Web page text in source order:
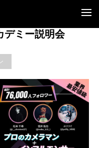
t
v
g
a
デミー説明会